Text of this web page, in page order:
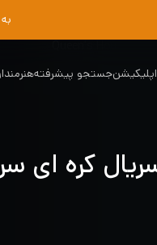
اپلیکیشنجستجو پیشرفته